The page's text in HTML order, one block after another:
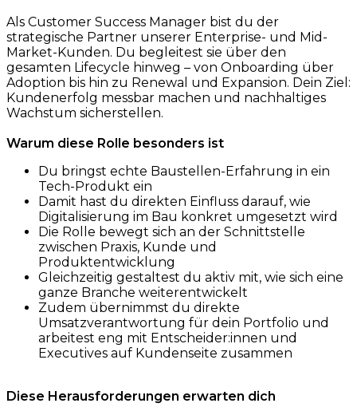
Als Customer Success Manager bist du der
strategische Partner unserer Enterprise- und Mid-
Market-Kunden. Du begleitest sie über den
gesamten Lifecycle hinweg – von Onboarding über
Adoption bis hin zu Renewal und Expansion. Dein Ziel:
Kundenerfolg messbar machen und nachhaltiges
Wachstum sicherstellen.
Warum diese Rolle besonders ist
Du bringst echte Baustellen-Erfahrung in ein
Tech-Produkt ein
Damit hast du direkten Einfluss darauf, wie
Digitalisierung im Bau konkret umgesetzt wird
Die Rolle bewegt sich an der Schnittstelle
zwischen Praxis, Kunde und
Produktentwicklung
Gleichzeitig gestaltest du aktiv mit, wie sich eine
ganze Branche weiterentwickelt
Zudem übernimmst du direkte
Umsatzverantwortung für dein Portfolio und
arbeitest eng mit Entscheider:innen und
Executives auf Kundenseite zusammen
Diese Herausforderungen erwarten dich